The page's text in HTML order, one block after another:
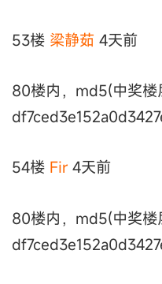
53楼 梁静茹 4天前
80楼内，md5(中奖楼
54楼 Fir 4天前
80楼内，md5(中奖楼